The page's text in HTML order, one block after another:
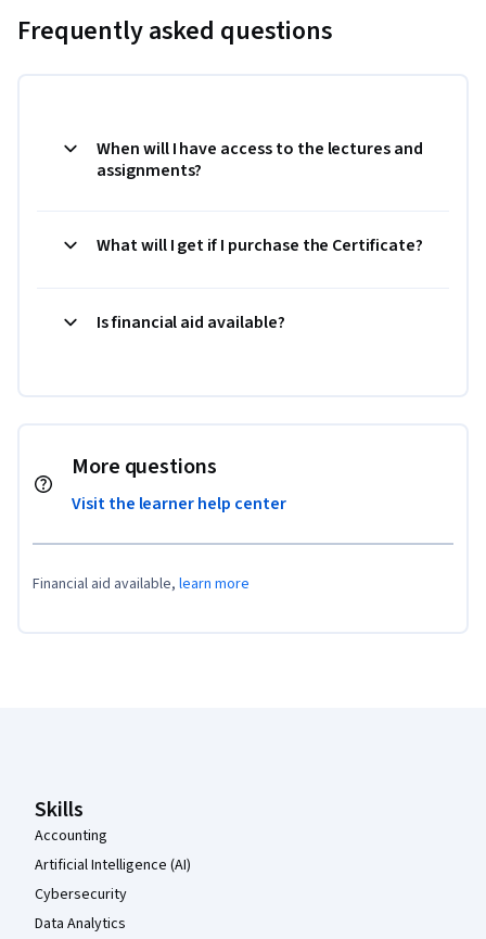
Frequently asked questions
When will I have access to the lectures and
assignments?
What will I get if I purchase the Certificate?
Is financial aid available?
More questions
Visit the learner help center
Financial aid available, learn more
Skills
Accounting
Artificial Intelligence (AI)
Cybersecurity
Data Analytics